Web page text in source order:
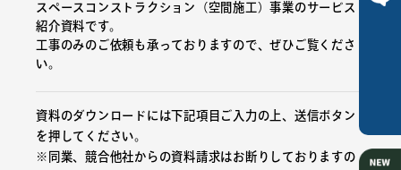
スペースコンストラクション（空間施工）事業のサービス
紹介資料です。
工事のみのご依頼も承っておりますので、ぜひご覧くださ
い。
資料のダウンロードには下記項目ご入力の上、送信ボタン
を押してください。
※同業、競合他社からの資料請求はお断りしておりますの
ご相談は
こちら